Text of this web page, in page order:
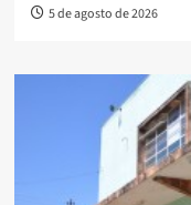
5 de agosto de 2026